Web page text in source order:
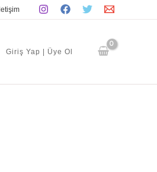
İletişim
Giriş Yap | Üye Ol